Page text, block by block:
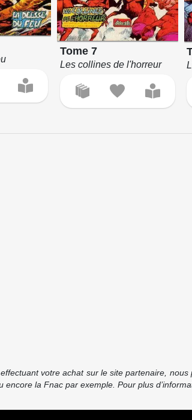
Tome 7
Les collines de l'horreur
votre achat sur le site partenaire, nous
la Fnac par exemple. Pour plus